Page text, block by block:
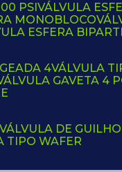
PSI VÁLVULA
MONOBLOCO
ESFERA
4 VÁLVULA
VÁLVULA GAVETA 4
VÁLVULA DE
TIPO WAFER